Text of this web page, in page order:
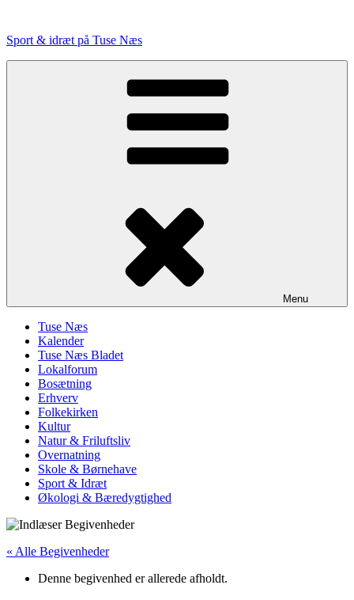
indhold
Sport & idræt på Tuse Næs
Menu
Tuse Næs
Kalender
Tuse Næs Bladet
Lokalforum
Bosætning
Erhverv
Folkekirken
Kultur
Natur & Friluftsliv
Overnatning
Skole & Børnehave
Sport & Idræt
Økologi & Bæredygtighed
« Alle Begivenheder
Denne begivenhed er allerede afholdt.